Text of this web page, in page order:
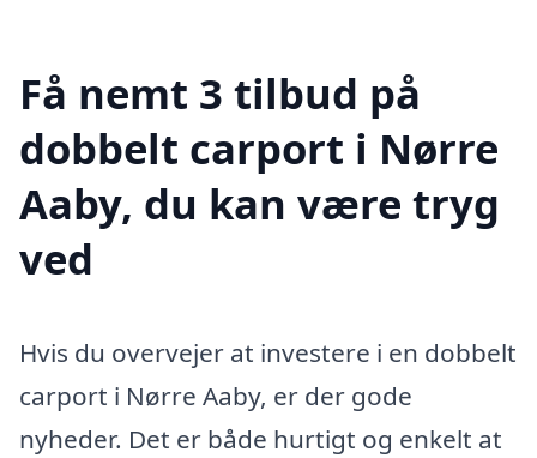
Få nemt 3 tilbud på
dobbelt carport i Nørre
Aaby, du kan være tryg
ved
Hvis du overvejer at investere i en dobbelt
carport i Nørre Aaby, er der gode
nyheder. Det er både hurtigt og enkelt at